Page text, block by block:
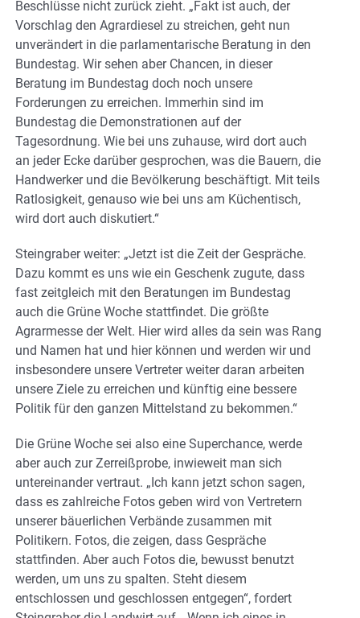
Beschlüsse nicht zurück zieht. „Fakt ist auch, der
Vorschlag den Agrardiesel zu streichen, geht nun
unverändert in die parlamentarische Beratung in den
Bundestag. Wir sehen aber Chancen, in dieser
Beratung im Bundestag doch noch unsere
Forderungen zu erreichen. Immerhin sind im
Bundestag die Demonstrationen auf der
Tagesordnung. Wie bei uns zuhause, wird dort auch
an jeder Ecke darüber gesprochen, was die Bauern, die
Handwerker und die Bevölkerung beschäftigt. Mit teils
Ratlosigkeit, genauso wie bei uns am Küchentisch,
wird dort auch diskutiert.“
Steingraber weiter: „Jetzt ist die Zeit der Gespräche.
Dazu kommt es uns wie ein Geschenk zugute, dass
fast zeitgleich mit den Beratungen im Bundestag
auch die Grüne Woche stattfindet. Die größte
Agrarmesse der Welt. Hier wird alles da sein was Rang
und Namen hat und hier können und werden wir und
insbesondere unsere Vertreter weiter daran arbeiten
unsere Ziele zu erreichen und künftig eine bessere
Politik für den ganzen Mittelstand zu bekommen.“
Die Grüne Woche sei also eine Superchance, werde
aber auch zur Zerreißprobe, inwieweit man sich
untereinander vertraut. „Ich kann jetzt schon sagen,
dass es zahlreiche Fotos geben wird von Vertretern
unserer bäuerlichen Verbände zusammen mit
Politikern. Fotos, die zeigen, dass Gespräche
stattfinden. Aber auch Fotos die, bewusst benutzt
werden, um uns zu spalten. Steht diesem
entschlossen und geschlossen entgegen“, fordert